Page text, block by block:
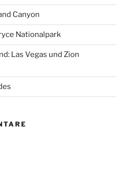
Canyon
Nationalpark
Las Vegas und Zion